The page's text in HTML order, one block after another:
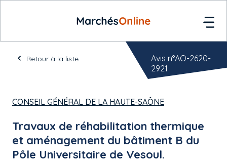
Retour à la liste
CONSEIL GÉNÉRAL DE LA HAUTE-SAÔNE
Travaux de réhabilitation thermique
et aménagement du bâtiment B du
Pôle Universitaire de Vesoul.
Avis n°AO-2620-
2921